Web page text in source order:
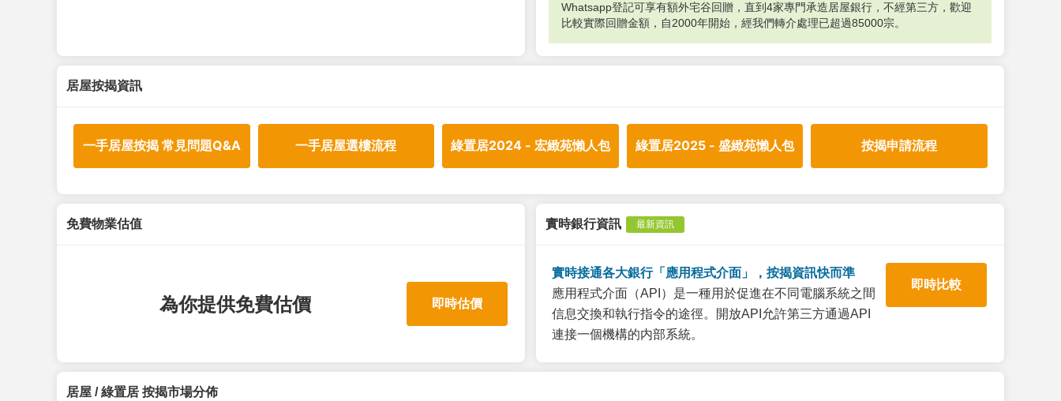
Whatsapp登記可享有額外宅谷回贈，直到4家專門承造居屋銀行，不經第三方，歡迎
比較實際回贈金額，自2000年開始，經我們轉介處理已超過85000宗。
居屋按揭資訊
一手居屋按揭 常見問題Q&A 一手居屋選樓流程 綠置居2024 - 宏緻苑懶人包 綠置居2025 - 盛緻苑懶人包 按揭申請流程
免費物業估值
為你提供免費估價 即時估價
實時銀行資訊 最新資訊
實時接通各大銀行「應用程式介面」，按揭資訊快而準
應用程式介面（API）是一種用於促進在不同電腦系統之間
信息交換和執行指令的途徑。開放API允許第三方通過API
連接一個機構的内部系統。
即時比較
居屋 / 綠置居 按揭市場分佈